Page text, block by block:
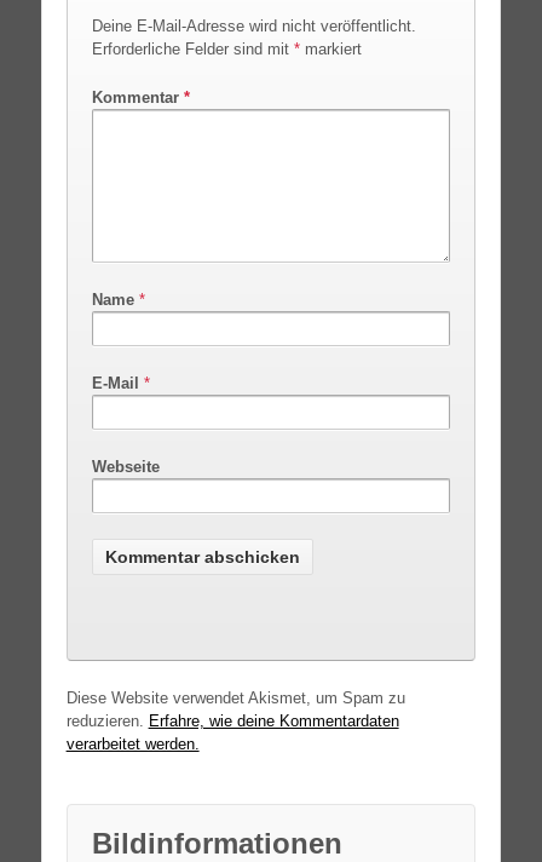
Deine E-Mail-Adresse wird nicht veröffentlicht.
Erforderliche Felder sind mit *markiert
Kommentar *
Name *
E-Mail *
Webseite
Diese Website verwendet Akismet, um Spam zu
reduzieren. Erfahre, wie deine Kommentardaten
verarbeitet werden.
Bildinformationen